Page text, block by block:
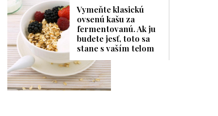
Vymeňte klasickú
ovsenú kašu za
fermentovanú. Ak ju
budete jesť, toto sa
stane s vaším telom